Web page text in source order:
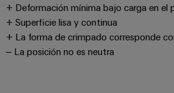
+ Deformación mínima bajo carga en el
+ Superficie lisa y continua
+ La forma de crimpado corresponde
– La posición no es neutra